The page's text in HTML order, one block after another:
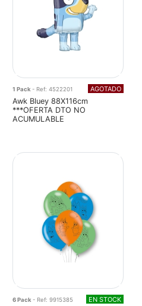
1 Pack - Ref: 4522201 AGOTADO
Awk Bluey 88X116cm
***OFERTA DTO NO
ACUMULABLE
6 Pack- Ref: 9915385 EN STOCK